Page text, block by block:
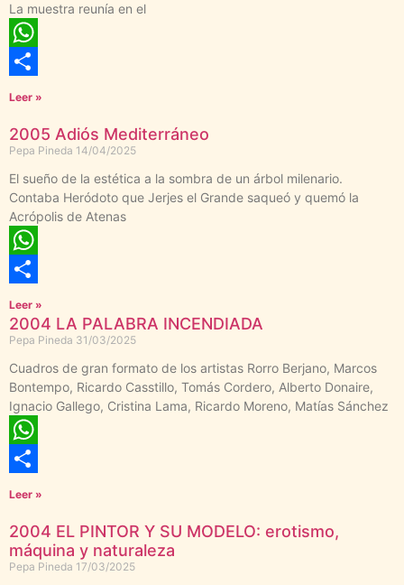
La muestra reunía en el
WhatsApp
Compartir
Leer »
2005 Adiós Mediterráneo
Pepa Pineda 14/04/2025
El sueño de la estética a la sombra de un árbol milenario.
Contaba Heródoto que Jerjes el Grande saqueó y quemó la
Acrópolis de Atenas
WhatsApp
Compartir
Leer »
2004 LA PALABRA INCENDIADA
Pepa Pineda 31/03/2025
Cuadros de gran formato de los artistas Rorro Berjano, Marcos
Bontempo, Ricardo Casstillo, Tomás Cordero, Alberto Donaire,
Ignacio Gallego, Cristina Lama, Ricardo Moreno, Matías Sánchez
WhatsApp
Compartir
Leer »
2004 EL PINTOR Y SU MODELO: erotismo,
máquina y naturaleza
Pepa Pineda 17/03/2025